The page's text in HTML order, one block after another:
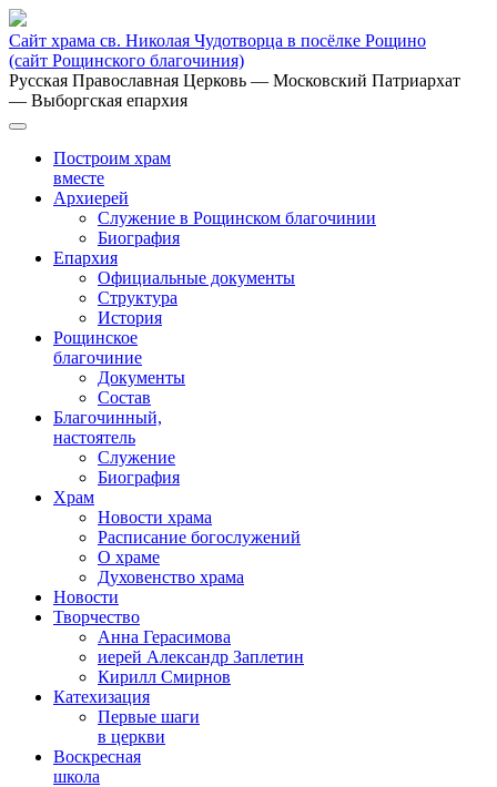
Сайт храма св. Николая Чудотворца в посёлке Рощино
(сайт Рощинского благочиния)
Русская Православная Церковь — Московский Патриархат
— Выборгская епархия
Построим храм
вместе
Архиерей
Служение в Рощинском благочинии
Биография
Епархия
Официальные документы
Структура
История
Рощинское
благочиние
Документы
Состав
Благочинный,
настоятель
Служение
Биография
Храм
Новости храма
Расписание богослужений
О храме
Духовенство храма
Новости
Творчество
Анна Герасимова
иерей Александр Заплетин
Кирилл Смирнов
Катехизация
Первые шаги
в церкви
Воскресная
школа